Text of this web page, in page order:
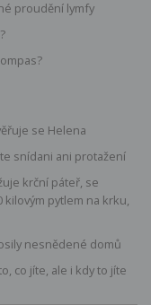
proudění lymfy
se Helena
snídani ani protažení
krční páteř, se
pytlem na krku,
nesnědené domů
co jíte, ale i kdy to jíte